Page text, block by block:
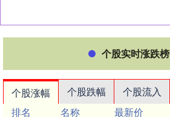
个股实时涨跌榜
个股涨幅 个股跌幅 个股流入
排名
名称 最新价